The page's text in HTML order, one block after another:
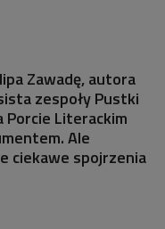
Zawadę, autora
zespoły Pustki
Literackim
Ale
ciekawe spojrzenia